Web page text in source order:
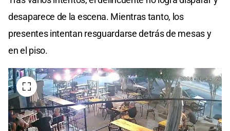
desaparece de la escena. Mientras tanto, los
presentes intentan resguardarse detrás de mesas y
en el piso.